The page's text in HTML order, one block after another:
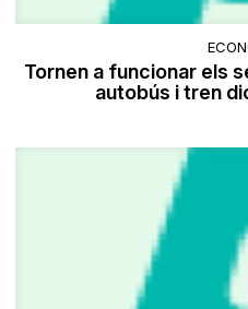
Tornen a funcionar els
autobús i tren